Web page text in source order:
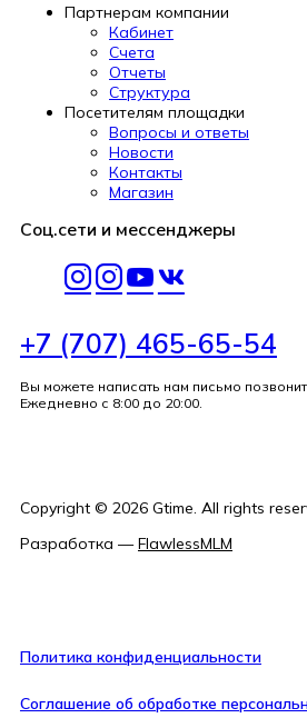
+7 (707) 465-65-54
Вы можете написать нам письмо
Ежедневно с 8:00 до 20:00.
Copyright © 2026 Gtime. All rights
Разработка —FlawlessMLM
Партнерам компании
Кабинет
Счета
Отчеты
Структура
Посетителям площадки
Вопросы и ответы
Новости
Контакты
Магазин
Соц.сети и мессенджеры
Политика конфиденциальности
Соглашение об обработке